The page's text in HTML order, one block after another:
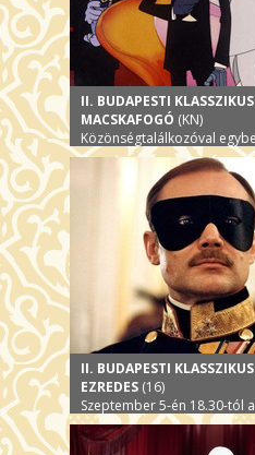
II. BUDAPESTI
MACSKAFOGÓ (KN)
Közönségtalálkozóval
II. BUDAPESTI
EZREDES (16)
Szeptember 5-én 18.30-tól